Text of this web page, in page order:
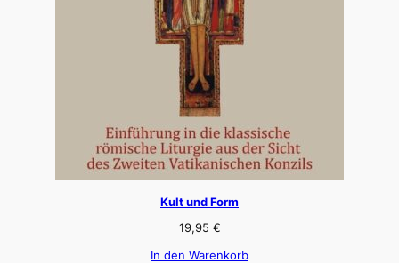
Kult und Form
19,95 €
In den Warenkorb